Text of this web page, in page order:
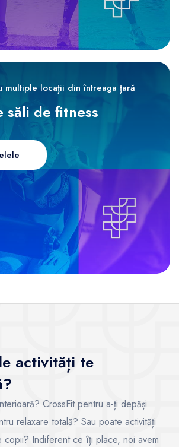
multiple locații din întreaga țară
săli de fitness
activități te
CrossFit pentru a-ți depăși
relaxare totală? Sau poate activități
copii? Indiferent ce îți place, noi avem